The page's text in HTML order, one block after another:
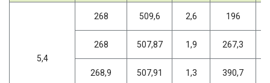
5,4
268 509,6 2,6 196
268 507,87 1,9 267,3
268,9 507,91 1,3 390,7